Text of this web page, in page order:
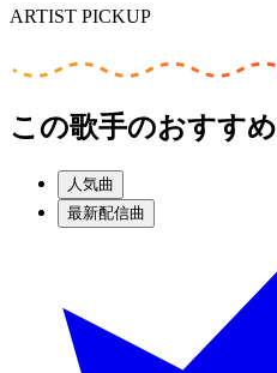
ARTIST PICKUP
この歌手のおすすめ
人気曲
最新配信曲